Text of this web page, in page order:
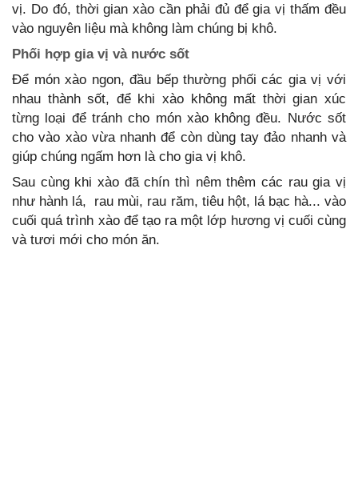
vị. Do đó, thời gian xào cần phải đủ để gia vị thấm đều
vào nguyên liệu mà không làm chúng bị khô.
Phối hợp gia vị và nước sốt
Để món xào ngon, đầu bếp thường phối các gia vị với
nhau thành sốt, để khi xào không mất thời gian xúc
từng loại để tránh cho món xào không đều. Nước sốt
cho vào xào vừa nhanh để còn dùng tay đảo nhanh và
giúp chúng ngấm hơn là cho gia vị khô.
Sau cùng khi xào đã chín thì nêm thêm các rau gia vị
như hành lá, rau mùi, rau răm, tiêu hột, lá bạc hà... vào
cuối quá trình xào để tạo ra một lớp hương vị cuối cùng
và tươi mới cho món ăn.